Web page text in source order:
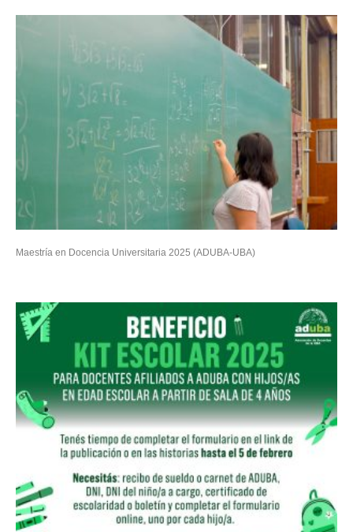
Maestría en Docencia Universitaria 2025 (ADUBA-UBA)